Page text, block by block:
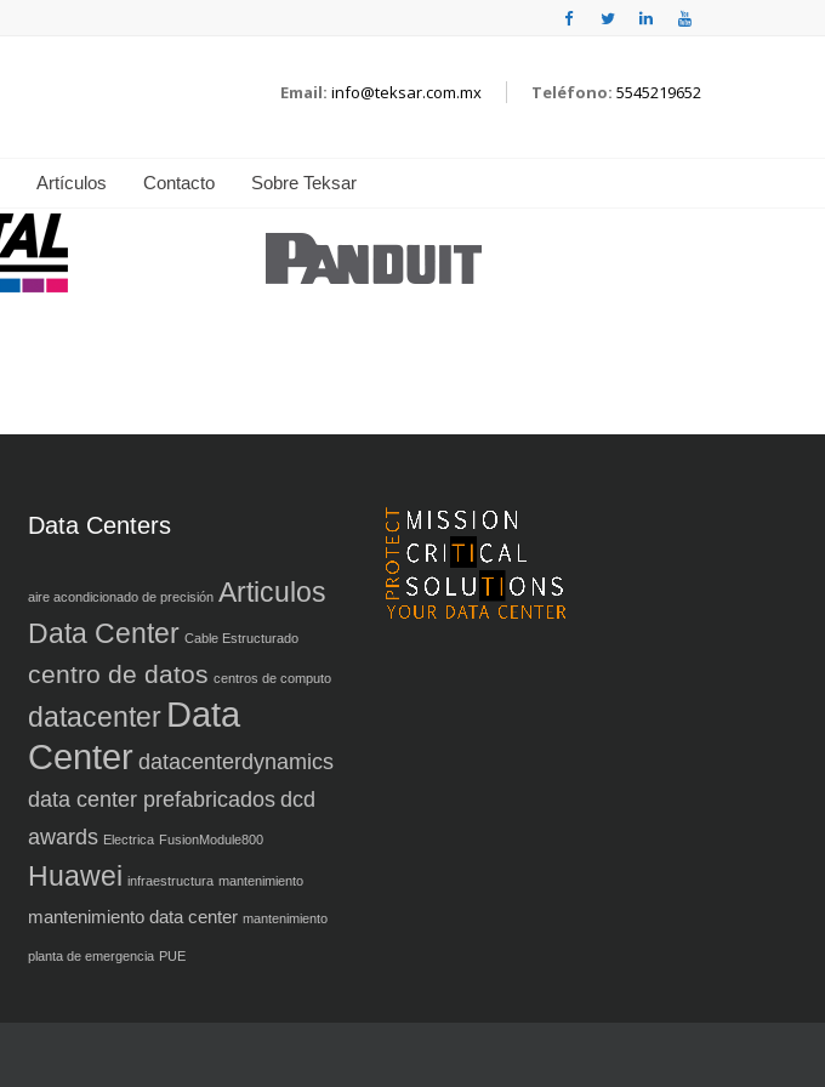
Email: info@teksar.com.mx Teléfono: 5545219652
Artículos Contacto Sobre Teksar
Data Centers
aire acondicionado de precisión Articulos
Data Center Cable Estructurado
centro de datos centros de computo
datacenter Data
Centerdatacenterdynamics
data center prefabricadosdcd
awards Electrica FusionModule800
Huawei infraestructura mantenimiento
mantenimiento data center mantenimiento
planta de emergencia PUE